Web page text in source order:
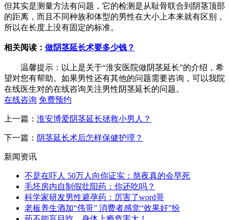
但其实是测量方法有问题，它的检测是从耻骨联合到阴茎顶部
的距离，而且不同种族和体型的男性在大小上本来就有区别，
所以在长度上没有固定的标准。
相关阅读： 做阴茎延长术要多少钱？
温馨提示：以上是关于“淮安医院做阴茎延长”的介绍，希
望对您有帮助。如果男性还有其他的问题需要咨询，可以我院
在线医生对的在线咨询关注男性阴茎延长的问题。
在线咨询 免费预约
上一篇： 淮安博爱阴茎延长拯救小男人？
下一篇： 阴茎延长术后怎样保健护理？
新闻资讯
不是在吓人 50万人向你证实：熬夜真的会早死
毛坯房内自制假壮阳药：你还吃吗？
科学家研发男性避孕药：厉害了word哥
老板养生酒加“伟哥” 消费者感觉“效果好”纷